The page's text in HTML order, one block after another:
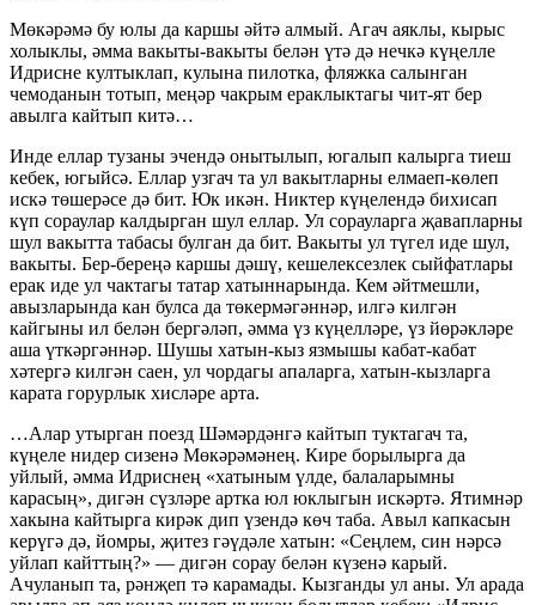
Мөкәрәмә бу юлы да каршы әйтә алмый. Агач аяклы, кырыс
холыклы, әмма вакыты-вакыты белән үтә дә нечкә күңелле
Идрисне култыклап, кулына пилотка, фляжка салынган
чемоданын тотып, меңәр чакрым ераклыктагы чит-ят бер
авылга кайтып китә…
Инде еллар тузаны эчендә онытылып, югалып калырга тиеш
кебек, югыйсә. Еллар узгач та ул вакытларны елмаеп-көлеп
искә төшерәсе дә бит. Юк икән. Никтер күңелендә бихисап
күп сораулар калдырган шул еллар. Ул сорауларга җавапларны
шул вакытта табасы булган да бит. Вакыты ул түгел иде шул,
вакыты. Бер-береңә каршы дәшү, кешелексезлек сыйфатлары
ерак иде ул чактагы татар хатыннарында. Кем әйтмешли,
авызларында кан булса да төкермәгәннәр, илгә килгән
кайгыны ил белән бергәләп, әмма үз күңелләре, үз йөрәкләре
аша үткәргәннәр. Шушы хатын-кыз язмышы кабат-кабат
хәтергә килгән саен, ул чордагы апаларга, хатын-кызларга
карата горурлык хисләре арта.
…Алар утырган поезд Шәмәрдәнгә кайтып туктагач та,
күңеле нидер сизенә Мөкәрәмәнең. Кире борылырга да
уйлый, әмма Идриснең «хатыным үлде, балаларымны
карасың», дигән сүзләре артка юл юклыгын искәртә. Ятимнәр
хакына кайтырга кирәк дип үзендә көч таба. Авыл капкасын
керүгә дә, йомры, җитез гәүдәле хатын: «Сеңлем, син нәрсә
уйлап кайттың?» — дигән сорау белән күзенә карый.
Ачуланып та, рәнҗеп тә карамады. Кызганды ул аны. Ул арада